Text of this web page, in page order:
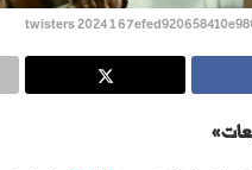
twisters 2024 1